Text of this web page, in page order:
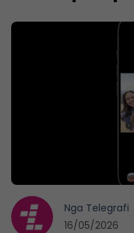
Nga Telegrafi
16/05/2026